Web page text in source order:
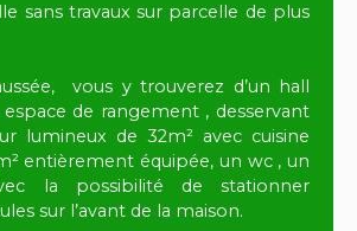
sans travaux sur parcelle de plus
vous y trouverez d’un hall
de rangement , desservant
lumineux de 32m² avec cuisine
entièrement équipée, un wc , un
la possibilité de stationner
sur l’avant de la maison.